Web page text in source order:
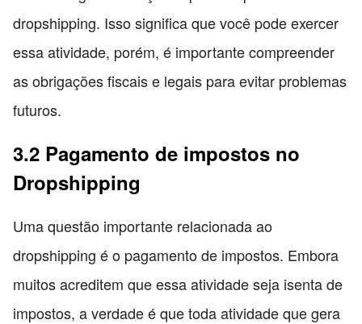
dropshipping. Isso significa que você pode exercer
essa atividade, porém, é importante compreender
as obrigações fiscais e legais para evitar problemas
futuros.
3.2 Pagamento de impostos no
Dropshipping
Uma questão importante relacionada ao
dropshipping é o pagamento de impostos. Embora
muitos acreditem que essa atividade seja isenta de
impostos, a verdade é que toda atividade que gera